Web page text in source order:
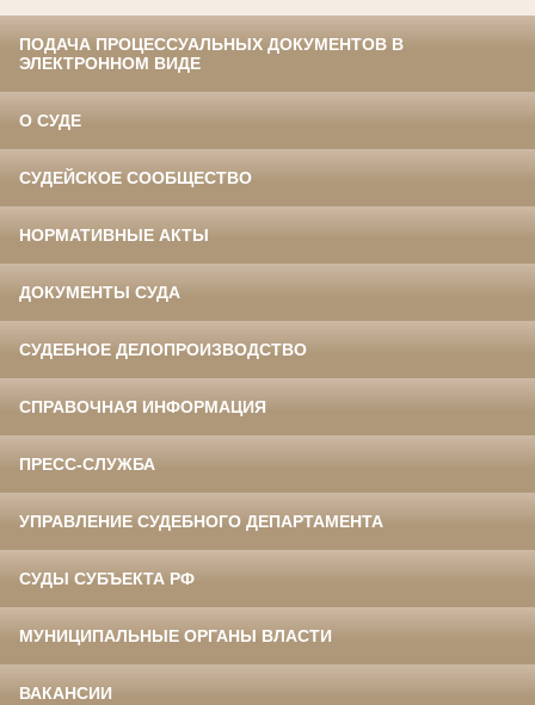
ПОДАЧА ПРОЦЕССУАЛЬНЫХ ДОКУМЕНТОВ В
ЭЛЕКТРОННОМ ВИДЕ
О СУДЕ
СУДЕЙСКОЕ СООБЩЕСТВО
НОРМАТИВНЫЕ АКТЫ
ДОКУМЕНТЫ СУДА
СУДЕБНОЕ ДЕЛОПРОИЗВОДСТВО
СПРАВОЧНАЯ ИНФОРМАЦИЯ
ПРЕСС-СЛУЖБА
УПРАВЛЕНИЕ СУДЕБНОГО ДЕПАРТАМЕНТА
СУДЫ СУБЪЕКТА РФ
МУНИЦИПАЛЬНЫЕ ОРГАНЫ ВЛАСТИ
ВАКАНСИИ